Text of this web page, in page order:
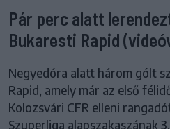
Pár perc alatt
Bukaresti Rapid
Negyedóra alatt három gólt
Rapid, amely már az első
Kolozsvári CFR elleni
Szuperliga alapszakaszának